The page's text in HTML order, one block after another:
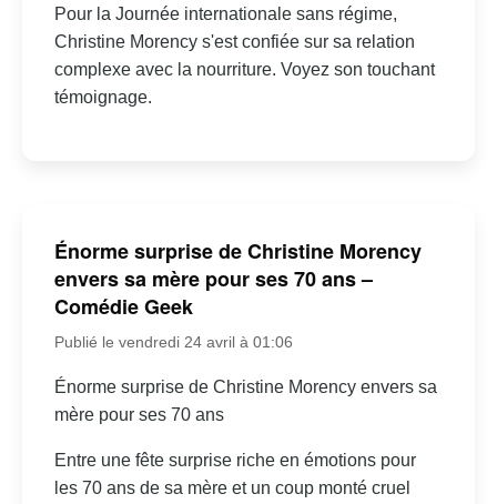
Pour la Journée internationale sans régime,
Christine Morency s'est confiée sur sa relation
complexe avec la nourriture. Voyez son touchant
témoignage.
Énorme surprise de Christine Morency
envers sa mère pour ses 70 ans –
Comédie Geek
Publié le vendredi 24 avril à 01:06
Énorme surprise de Christine Morency envers sa
mère pour ses 70 ans
Entre une fête surprise riche en émotions pour
les 70 ans de sa mère et un coup monté cruel